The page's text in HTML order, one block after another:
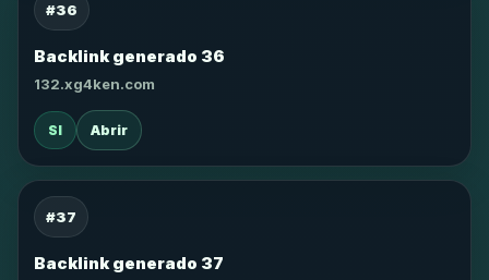
#36
Backlink generado 36
132.xg4ken.com
SI Abrir
#37
Backlink generado 37